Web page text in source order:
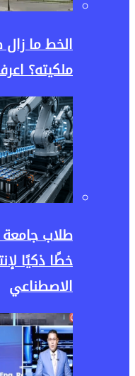
الخط ما
ملكيته؟
طلاب جامعة
خطًا ذكيًا
الاصطناعي